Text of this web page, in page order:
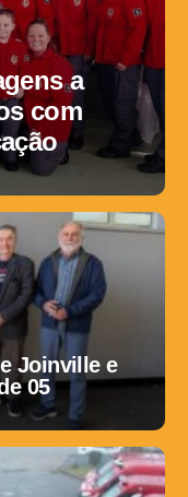
a
com
Joinville e
05